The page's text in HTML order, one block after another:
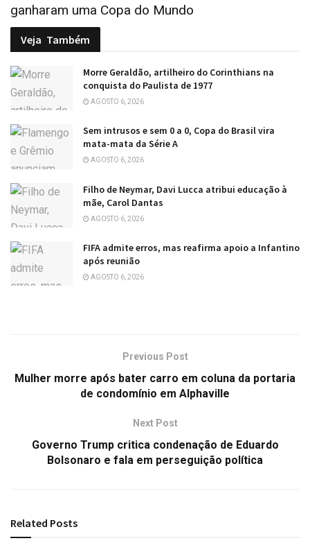
ganharam uma Copa do Mundo
Veja Também
Morre Geraldão, artilheiro do Corinthians na
conquista do Paulista de 1977
AGOSTO 6, 2026
Sem intrusos e sem 0 a 0, Copa do Brasil vira
mata-mata da Série A
AGOSTO 6, 2026
Filho de Neymar, Davi Lucca atribui educação à
mãe, Carol Dantas
AGOSTO 6, 2026
FIFA admite erros, mas reafirma apoio a Infantino
após reunião
AGOSTO 6, 2026
Previous Post
Mulher morre após bater carro em coluna da portaria
de condomínio em Alphaville
Next Post
Governo Trump critica condenação de Eduardo
Bolsonaro e fala em perseguição política
Related Posts